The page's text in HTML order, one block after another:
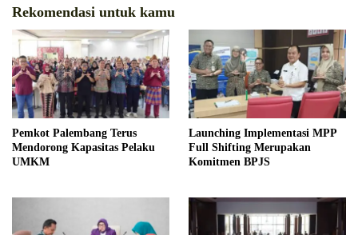
Rekomendasi untuk kamu
Pemkot Palembang Terus
Mendorong Kapasitas Pelaku
UMKM
Launching Implementasi MPP
Full Shifting Merupakan
Komitmen BPJS